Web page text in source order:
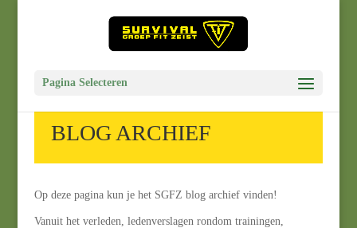
Pagina Selecteren
BLOG ARCHIEF
Op deze pagina kun je het SGFZ blog archief vinden!
Vanuit het verleden, ledenverslagen rondom trainingen,